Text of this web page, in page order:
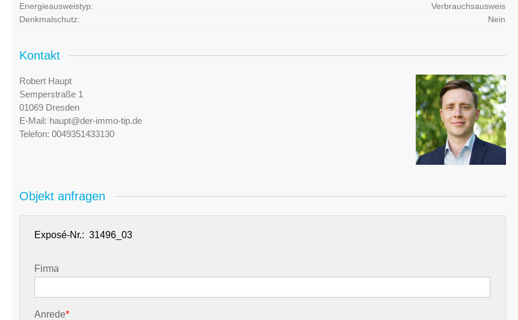
Energieausweistyp:
Verbrauchsausweis
Denkmalschutz:
Nein
Kontakt
Robert Haupt
Semperstraße 1
01069 Dresden
E-Mail: haupt@der-immo-tip.de
Telefon: 0049351433130
Objekt anfragen
Exposé-Nr.:
Firma
Anrede*